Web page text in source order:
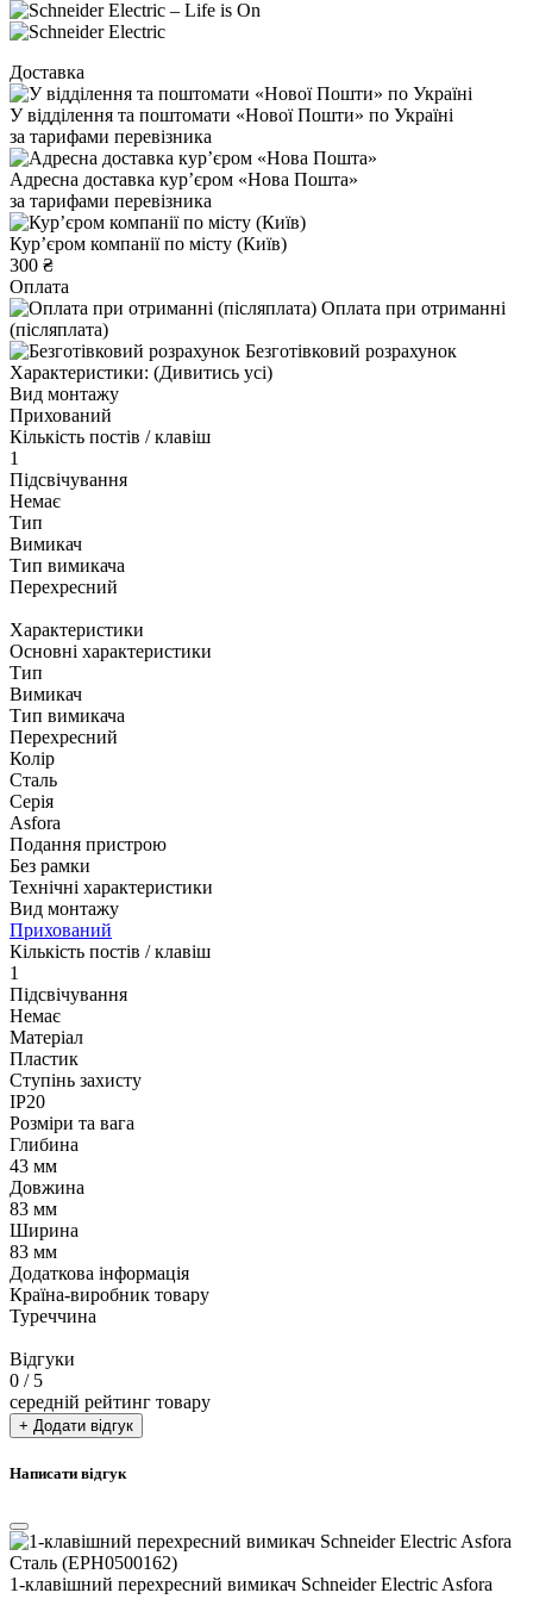
Доставка
У відділення та поштомати «Нової Пошти» по Україні
за тарифами перевізника
Адресна доставка курʼєром «Нова Пошта»
за тарифами перевізника
Курʼєром компанії по місту (Київ)
300 ₴
Оплата
Оплата при отриманні
(післяплата)
Безготівковий розрахунок
Характеристики: (Дивитись усі)
Вид монтажу
Прихований
Кількість постів / клавіш
1
Підсвічування
Немає
Тип
Вимикач
Тип вимикача
Перехресний
Характеристики
Основні характеристики
Тип
Вимикач
Тип вимикача
Перехресний
Колір
Сталь
Серія
Asfora
Подання пристрою
Без рамки
Технічні характеристики
Вид монтажу
Прихований
Кількість постів / клавіш
1
Підсвічування
Немає
Матеріал
Пластик
Ступінь захисту
IP20
Розміри та вага
Глибина
43 мм
Довжина
83 мм
Ширина
83 мм
Додаткова інформація
Країна-виробник товару
Туреччина
Відгуки
0 / 5
середній рейтинг товару
+ Додати відгук
Написати відгук
1-клавішний перехресний вимикач Schneider Electric Asfora